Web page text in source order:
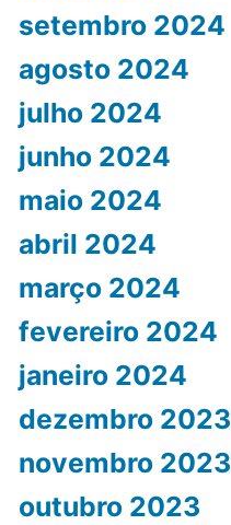
setembro 2024
agosto 2024
julho 2024
junho 2024
maio 2024
abril 2024
março 2024
fevereiro 2024
janeiro 2024
dezembro 2023
novembro 2023
outubro 2023